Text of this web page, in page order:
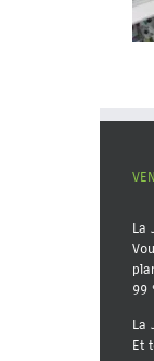
La
99
La
Et